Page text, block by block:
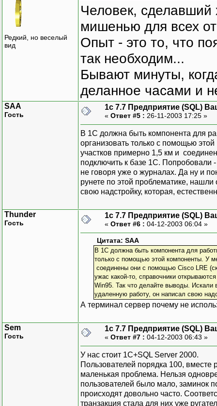
Редкий, но веселый
вид
Человек, сделавший
мишенью для всех
Опыт - это то, что
так необходим...
Бывают минуты,
деланное часами и
SAA
Гость
1с 7.7 Предприятие (SQL)
« Ответ #5 : 26-11-2003 17:25 »
В 1С должна быть компонента для
организовать только с помощью
участков примерно 1,5 км и
подключить к базе 1С. Попробовали
не говоря уже о журналах. Да ну и
рунете по этой проблематике,
свою надстройку, которая,
Thunder
Гость
1с 7.7 Предприятие (SQL)
« Ответ #6 : 04-12-2003 06:04 »
Цитата: SAA
В 1С должна быть компонента для
только с помощью этой компоненты. У
соединены они с помощью Cisco LRE
ужас какой-то, справочники
Win95. Так что делайте выводы. Искали
удаленную работу, он написал свою
А терминал сервер почему не
Sem
Гость
1с 7.7 Предприятие (SQL)
« Ответ #7 : 04-12-2003 06:43 »
У нас стоит 1С+SQL Server 2000.
Пользователей порядка 100,
маленькая проблема. Нельзя
пользователей было мало, заминок
происходят довольно часто.
транзакция стала для них уже